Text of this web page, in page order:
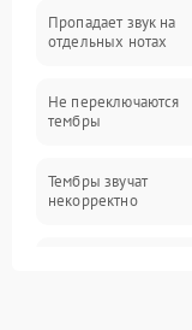
Оптика
Электроника
Пропадает звук на
отдельных нотах
Не переключаются
тембры
Тембры звучат
некорректно